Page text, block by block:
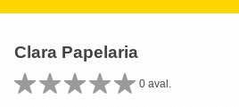
Clara Papelaria
0 aval.